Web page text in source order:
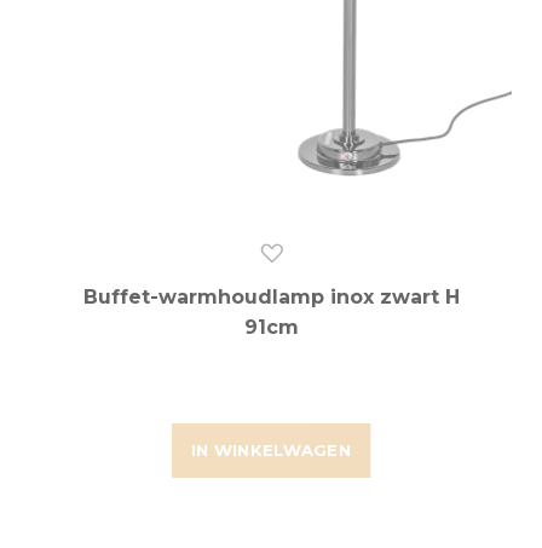
IN WINKELWAGEN
Buffet-warmhoudlamp inox zwart H
91cm